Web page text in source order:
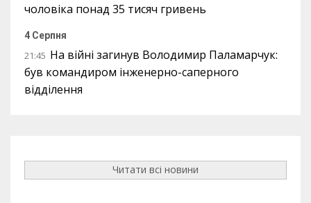
чоловіка понад 35 тисяч гривень
4 Серпня
21:45 На війні загинув Володимир Паламарчук:
був командиром інженерно-саперного
відділення
Читати всі новини